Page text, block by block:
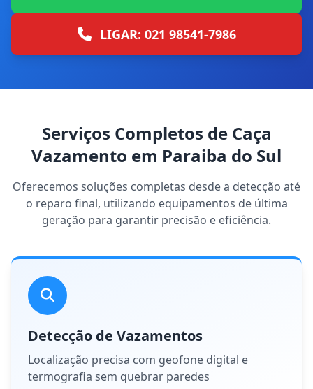
LIGAR: 021 98541-7986
Serviços Completos de Caça
Vazamento em Paraiba do Sul
Oferecemos soluções completas desde a detecção até
o reparo final, utilizando equipamentos de última
geração para garantir precisão e eficiência.
Detecção de Vazamentos
Localização precisa com geofone digital e
termografia sem quebrar paredes